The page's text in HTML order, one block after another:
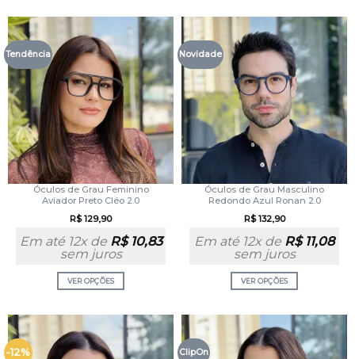
Tendência
Óculos de Grau Feminino
Aviador Preto Cléo 2.0
R$129,90
Em até 12x de R$10,83
sem juros
VER OPÇÕES
Novidade
Óculos de Grau Masculino
Redondo Azul Ronan 2.0
R$132,90
Em até 12x de R$11,08
sem juros
VER OPÇÕES
-12% ClipOn